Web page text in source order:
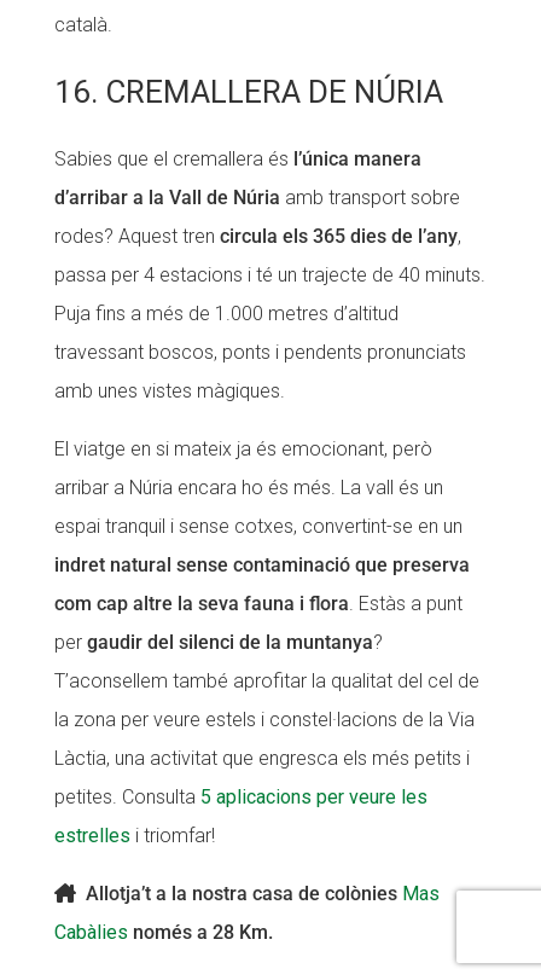
català.
16. CREMALLERA DE NÚRIA
Sabies que el cremallera és l’única manera
d’arribar a la Vall de Núria amb transport sobre
rodes? Aquest tren circula els 365 dies de l’any,
passa per 4 estacions i té un trajecte de 40 minuts.
Puja fins a més de 1.000 metres d’altitud
travessant boscos, ponts i pendents pronunciats
amb unes vistes màgiques.
El viatge en si mateix ja és emocionant, però
arribar a Núria encara ho és més. La vall és un
espai tranquil i sense cotxes, convertint-se en un
indret natural sense contaminació que preserva
com cap altre la seva fauna i flora. Estàs a punt
per gaudir del silenci de la muntanya?
T’aconsellem també aprofitar la qualitat del cel de
la zona per veure estels i constel·lacions de la Via
Làctia, una activitat que engresca els més petits i
petites. Consulta 5 aplicacions per veure les
estrelles i triomfar!
Allotja’t a la nostra casa de colònies Mas
Cabàlies només a 28 Km.